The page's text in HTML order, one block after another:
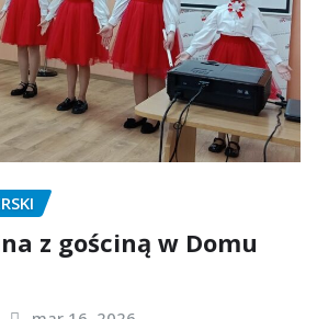
z gościną w Domu